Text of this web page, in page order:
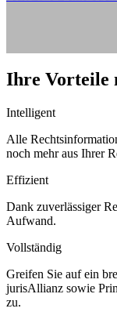
Ihre Vorteile
Intelligent
Alle
noch mehr aus Ihrer
Effizient
Dank zuverlässiger
Aufwand.
Vollständig
Greifen Sie auf ein
jurisAllianz sowie
zu.